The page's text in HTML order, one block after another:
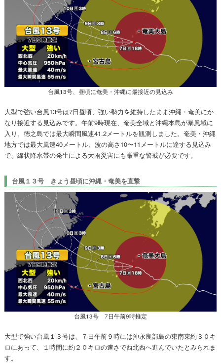
台風13号、昼頃に奄美・沖縄に最接近の見込み
大型で強い台風13号は7日昼頃、強い勢力を維持したまま沖縄・奄美にか
なり接近する見込みです。午前9時現在、奄美全域と沖縄本島が暴風域に
入り、徳之島では最大瞬間風速41.2メートルを観測しました。奄美・沖縄
地方では最大風速40メートル、波の高さ10〜11メートルに達する見込み
で、線状降水帯の発生による大雨災害にも厳重な警戒が必要です。
台風１３号 きょう昼頃に沖縄・奄美を直撃
台風13号 7日午前9時推定
大型で強い台風１３号は、７日午前９時には沖永良部島の東南東約３０キ
ロにあって、１時間に約２０キロの速さで西北西へ進んでいたとみられま
す。